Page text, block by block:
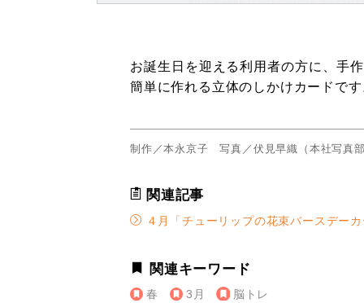
お誕生日を迎える利用者の方に、手
簡単に作れる立体のしかけカードで
制作／本永京子 写真／伏見早織（本社写真
関連記事
４月「チューリップの花束バースデー
関連キーワード
春 3月 脳トレ